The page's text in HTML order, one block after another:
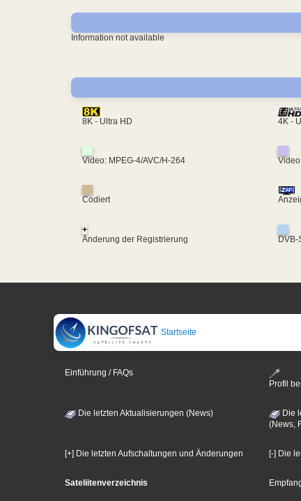
Information not available
8K - Ultra HD 4K -
Video: MPEG-4/AVC/H-264
Codiert
+
Änderung der Registrierung
DVB-
Startseite
Einführung / FAQs
Profil
Die letzten Aktualisierungen (News)
Die
(News,
[+] Die letzten Aufschaltungen und Änderungen [-] Die
Sateliitenverzeichnis